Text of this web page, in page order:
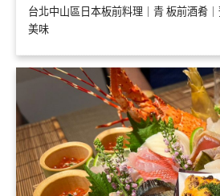
台北中山區日本板前料理｜青 板前酒肴
美味